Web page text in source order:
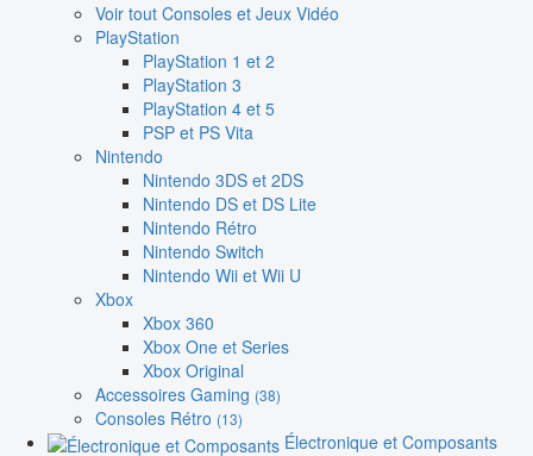
Voir tout Consoles et Jeux Vidéo
PlayStation
PlayStation 1 et 2
PlayStation 3
PlayStation 4 et 5
PSP et PS Vita
Nintendo
Nintendo 3DS et 2DS
Nintendo DS et DS Lite
Nintendo Rétro
Nintendo Switch
Nintendo Wii et Wii U
Xbox
Xbox 360
Xbox One et Series
Xbox Original
Accessoires Gaming (38)
Consoles Rétro (13)
Électronique et Composants